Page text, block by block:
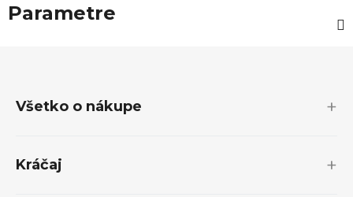
Parametre
Všetko o nákupe
Kráčaj